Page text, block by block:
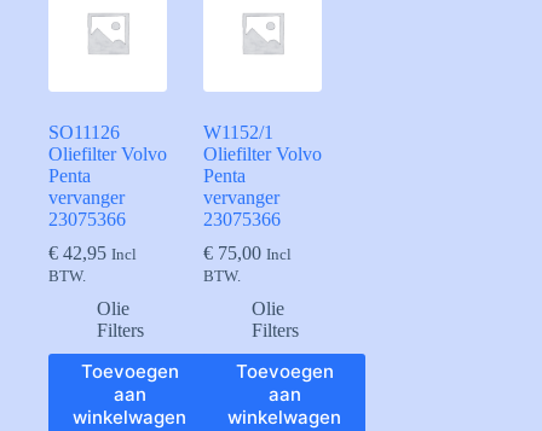
SO11126
Oliefilter Volvo
Penta
vervanger
23075366
€ 42,95 Incl
BTW.
Olie
Filters
Toevoegen
aan
winkelwagen
W1152/1
Oliefilter Volvo
Penta
vervanger
23075366
€ 75,00 Incl
BTW.
Olie
Filters
Toevoegen
aan
winkelwagen